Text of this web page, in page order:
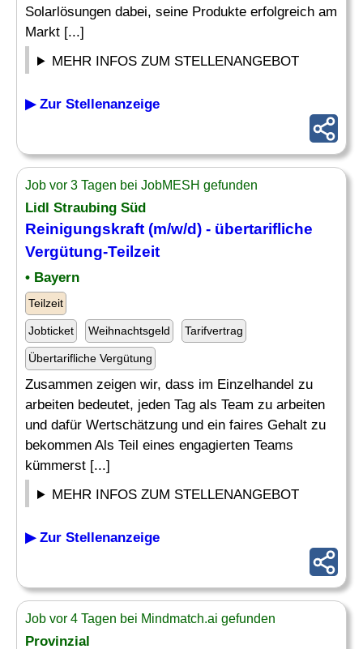
Solarlösungen dabei, seine Produkte erfolgreich am
Markt [...]
MEHR INFOS ZUM STELLENANGEBOT
▶ Zur Stellenanzeige
Job vor 3 Tagen bei JobMESH gefunden
Lidl Straubing Süd
Reinigungskraft (m/w/d) - übertarifliche
Vergütung-Teilzeit
• Bayern
Teilzeit
Jobticket Weihnachtsgeld Tarifvertrag
Übertarifliche Vergütung
Zusammen zeigen wir, dass im Einzelhandel zu
arbeiten bedeutet, jeden Tag als Team zu arbeiten
und dafür Wertschätzung und ein faires Gehalt zu
bekommen Als Teil eines engagierten Teams
kümmerst [...]
MEHR INFOS ZUM STELLENANGEBOT
▶ Zur Stellenanzeige
Job vor 4 Tagen bei Mindmatch.ai gefunden
Provinzial